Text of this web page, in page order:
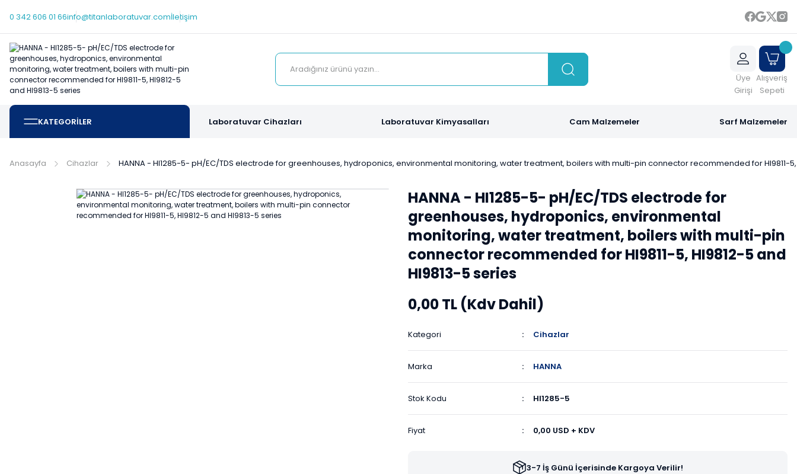
0 342 606 01 66info@titanlaboratuvar.comİletişim
Üye
Girişi
Alışveriş
Sepeti
KATEGORİLER Laboratuvar Cihazları Laboratuvar Kimyasalları Cam Malzemeler Sarf Malzemeler
Anasayfa Cihazlar HANNA - HI1285-5- pH/EC/TDS electrode for greenhouses, hydroponics, environmental monitoring, water treatment, boilers with multi-pin connector recommended for HI9811-5,
HANNA - HI1285-5- pH/EC/TDS electrode for
greenhouses, hydroponics, environmental
monitoring, water treatment, boilers with multi-pin
connector recommended for HI9811-5, HI9812-5 and
HI9813-5 series
0,00 TL (Kdv Dahil)
Kategori Cihazlar
Marka HANNA
Stok Kodu HI1285-5
Fiyat 0,00 USD + KDV
3-7 İş Günü İçerisinde Kargoya Verilir!